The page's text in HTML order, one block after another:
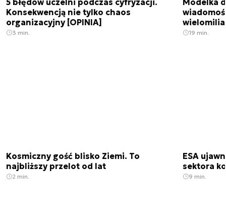
5 błędów uczelni podczas cyfryzacji.
Konsekwencją nie tylko chaos
organizacyjny [OPINIA]
3 min.
Modelka
19 min.
Kosmiczny gość blisko Ziemi. To
najbliższy przelot od lat
2 min.
ESA
sektora
9 min.